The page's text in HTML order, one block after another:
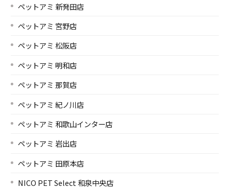
ペットアミ 新発田店
ペットアミ 宮野店
ペットアミ 松阪店
ペットアミ 明和店
ペットアミ 那賀店
ペットアミ 紀ノ川店
ペットアミ 和歌山インター店
ペットアミ 岩出店
ペットアミ 田原本店
NICO PET Select 和泉中央店